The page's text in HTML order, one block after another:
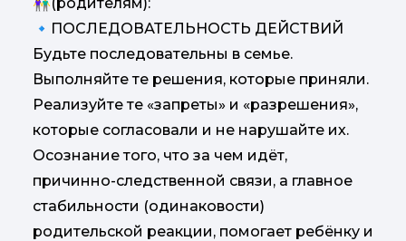
🔹ПОСЛЕДОВАТЕЛЬНОСТЬ ДЕЙСТВИЙ
Будьте последовательны в семье.
Выполняйте те решения, которые приняли.
Реализуйте те «запреты» и «разрешения»,
которые согласовали и не нарушайте их.
Осознание того, что за чем идёт,
причинно-следственной связи, а главное
стабильности (одинаковости)
родительской реакции, помогает ребёнку и